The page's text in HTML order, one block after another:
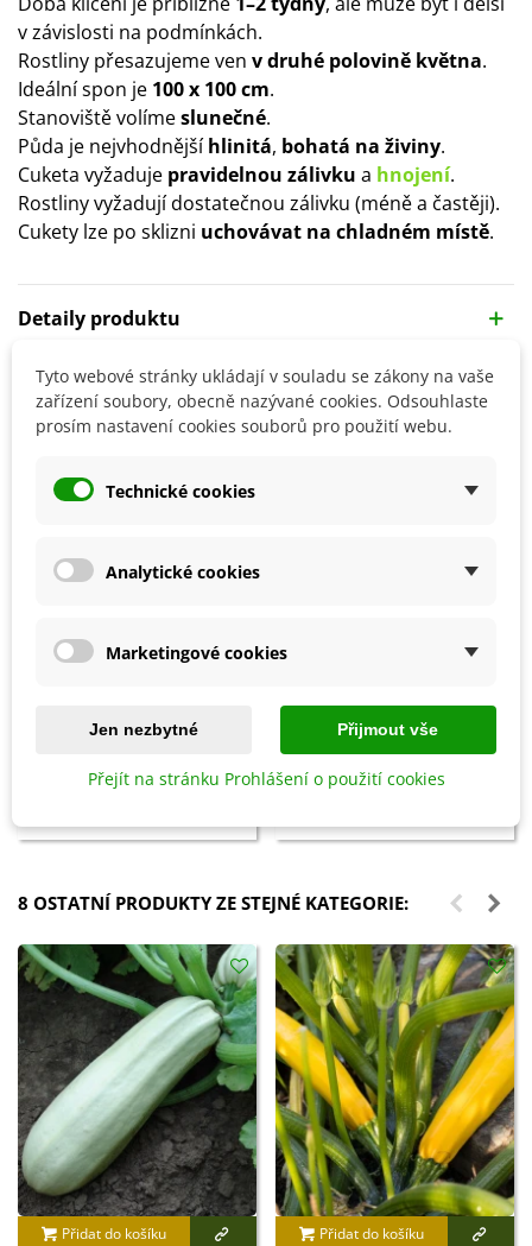
v závislosti na podmínkách.
Rostliny přesazujeme ven v druhé polovině května.
Ideální spon je 100 x 100 cm.
Stanoviště volímeslunečné.
Půda je nejvhodnějšíhlinitá, bohatá na živiny.
Cuketa vyžaduje pravidelnou zálivku a hnojení.
Rostliny vyžadují dostatečnou zálivku (méně a častěji).
Cukety lze po sklizni uchovávat na chladném místě.
Detaily produktu
SOUVISEJÍCÍ PRODUKTY
Přidat do košíku
půdě - biostimulant - AgroBio
Přidat do košíku
Slimex - Ochrana rostlin před
slimáky - 100 g
8 OSTATNÍ PRODUKTY ZE STEJNÉ KATEGORIE:
Přidat do košíku Přidat do košíku
Tyto webové stránky ukládají v souladu se zákony na vaše
zařízení soubory, obecně nazývané cookies. Odsouhlaste
prosím nastavení cookies souborů pro použití webu.
Technické cookies
Analytické cookies
Marketingové cookies
Jen nezbytné Přijmout vše
Přejít na stránku Prohlášení o použití cookies